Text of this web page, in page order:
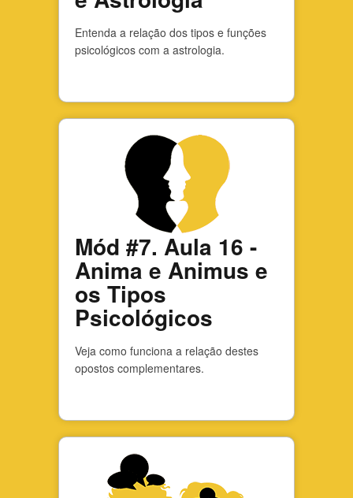
Entenda a relação dos tipos e funções
psicológicos com a astrologia.
Mód #7. Aula 16 -
Anima e Animus e
os Tipos
Psicológicos
Veja como funciona a relação destes
opostos complementares.